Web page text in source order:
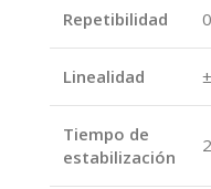
Repetibilidad
Linealidad
Tiempo de
estabilización